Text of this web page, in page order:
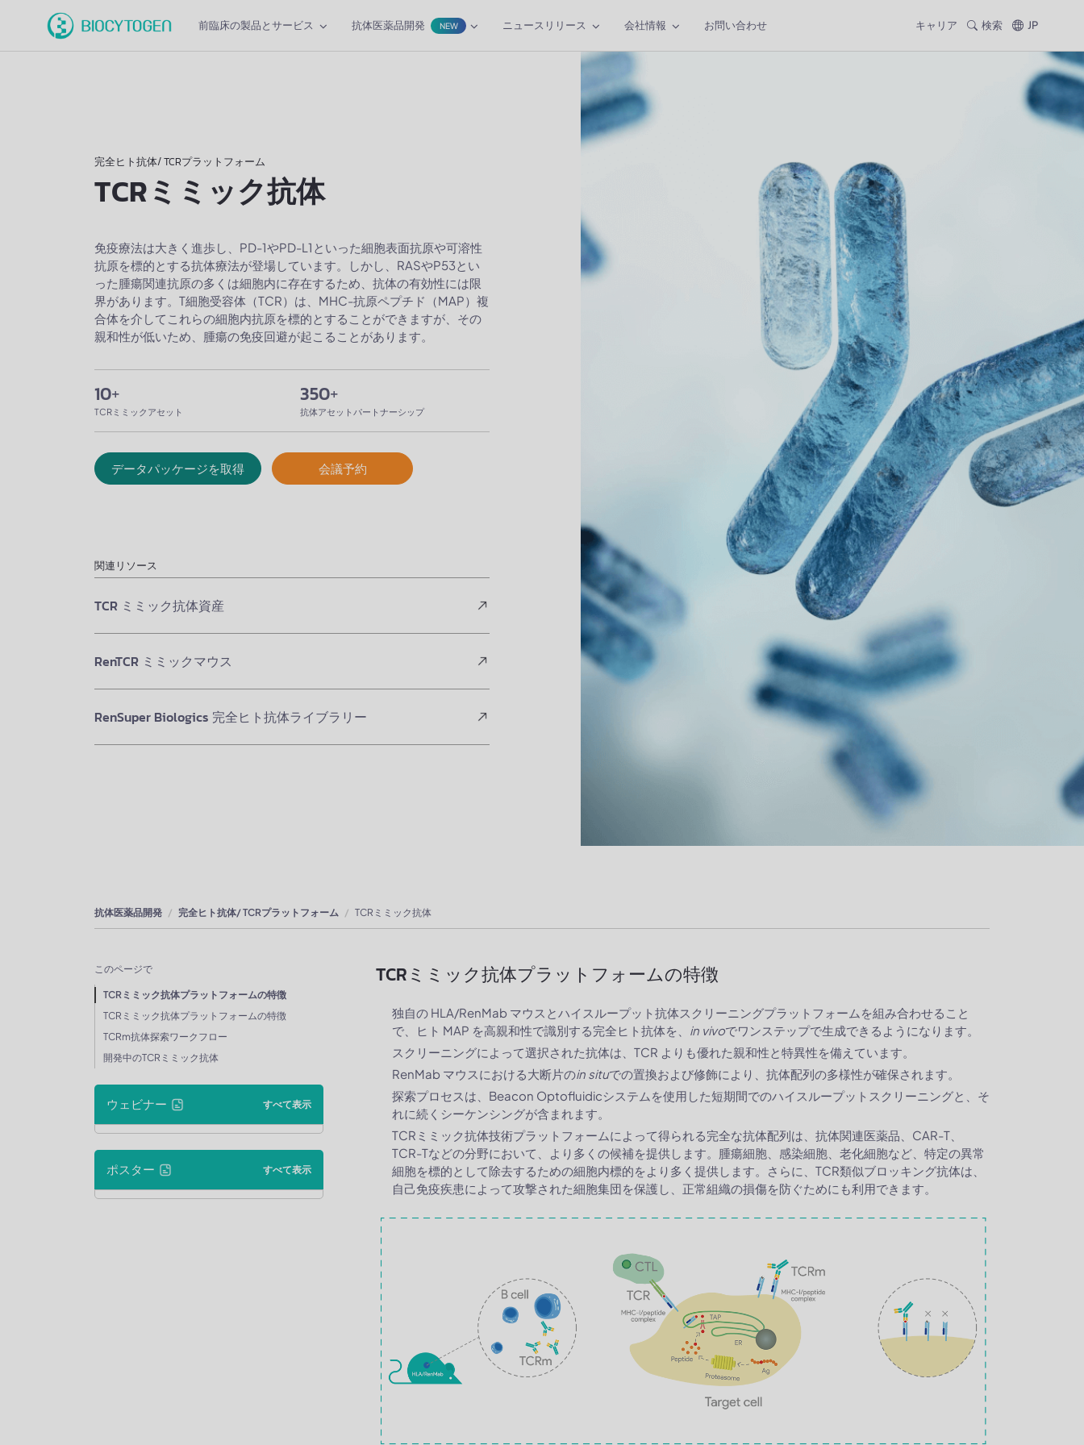
前臨床の製品とサービス 抗体医薬品開発 NEW ニュースリリース 会社情報 お問い合わせ キャリア 検索 JP
完全ヒト抗体/ TCRプラットフォーム
TCRミミック抗体
免疫療法は大きく進歩し、PD-1やPD-L1といった細胞表面抗原や可溶性
抗原を標的とする抗体療法が登場しています。しかし、RASやP53とい
った腫瘍関連抗原の多くは細胞内に存在するため、抗体の有効性には限
界があります。T細胞受容体（TCR）は、MHC-抗原ペプチド（MAP）複
合体を介してこれらの細胞内抗原を標的とすることができますが、その
親和性が低いため、腫瘍の免疫回避が起こることがあります。
10+
TCRミミックアセット
350+
抗体アセットパートナーシップ
データパッケージを取得 会議予約
関連リソース
TCR ミミック抗体資産
RenTCR ミミックマウス
RenSuper Biologics 完全ヒト抗体ライブラリー
抗体医薬品開発 完全ヒト抗体/ TCRプラットフォーム TCRミミック抗体
このページで
TCRミミック抗体プラットフォームの特徴
TCRミミック抗体プラットフォームの特徴
TCRm抗体探索ワークフロー
開発中のTCRミミック抗体
ウェビナー すべて表示
ポスター すべて表示
TCRミミック抗体プラットフォームの特徴
独自の HLA/RenMab マウスとハイスループット抗体スクリーニングプラットフォームを組み合わせること
で、ヒト MAP を高親和性で識別する完全ヒト抗体を、 in vivoでワンステップで生成できるようになります。
スクリーニングによって選択された抗体は、TCR よりも優れた親和性と特異性を備えています。
RenMab マウスにおける大断片のin situでの置換および修飾により、抗体配列の多様性が確保されます。
探索プロセスは、Beacon Optofluidicシステムを使用した短期間でのハイスループットスクリーニングと、そ
れに続くシーケンシングが含まれます。
TCRミミック抗体技術プラットフォームによって得られる完全な抗体配列は、抗体関連医薬品、CAR-T、
TCR-Tなどの分野において、より多くの候補を提供します。腫瘍細胞、感染細胞、老化細胞など、特定の異常
細胞を標的として除去するための細胞内標的をより多く提供します。さらに、TCR類似ブロッキング抗体は、
自己免疫疾患によって攻撃された細胞集団を保護し、正常組織の損傷を防ぐためにも利用できます。